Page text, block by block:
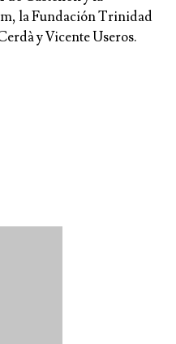
la Fundación Trinidad
y Vicente Useros.